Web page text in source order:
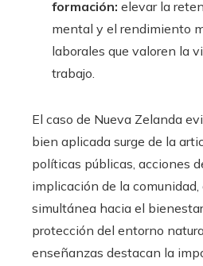
formación: elevar la
mental y el rendimiento
laborales que valoren la
trabajo.
El caso de Nueva Zelanda
bien aplicada surge de la
políticas públicas, acciones
implicación de la
simultánea hacia el
protección del entorno
enseñanzas destacan la